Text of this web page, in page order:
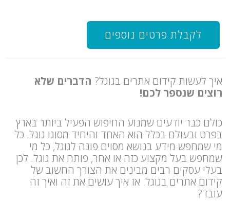
לקבלת פרטים נוספים
איך לעשות קידום אתרים בגוגל? הדברים שלא
רוצים שנספר לכם!
כולם כבר יודעים שמנוע החיפוש הפעיל ביותר בארץ
בפרט ובעולם בכלל הוא האחד והיחיד מסוגו גוגל. כל
מי שמחפש מידע בנושא מסוים פונה לגוגל, כל מי
שמחפש בעל מקצוע כזה או אחר, פותח את גוגל. לכן
בעלי עסקים רבים מבינים את הצורך החשוב של
קידום אתרים בגוגל. אז איך עושים את זה ואיך זה
עובד?